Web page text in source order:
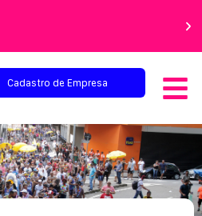
Cadastro de Empresa